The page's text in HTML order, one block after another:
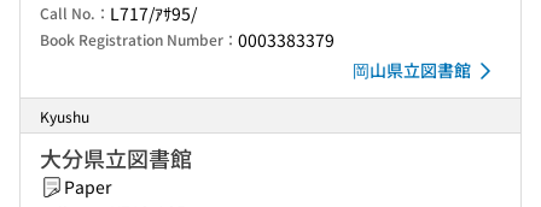
Call No.： L717/ｱｻ95/
Book Registration Number： 0003383379
岡山県立図書館
Kyushu
大分県立図書館
Paper